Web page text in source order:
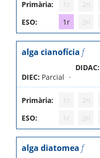
Primària: 1r 2n
ESO:
1r 2n
alga cianofícia f
DIEC: Parcial
DIDAC:
Primària: 1r 2n
ESO:
1r 2n
alga diatomea f